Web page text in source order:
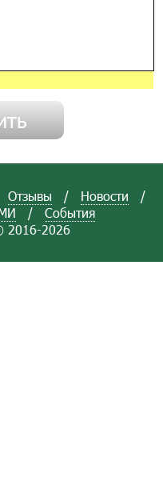
Отзывы / Новости
/
/
События
2016-2026